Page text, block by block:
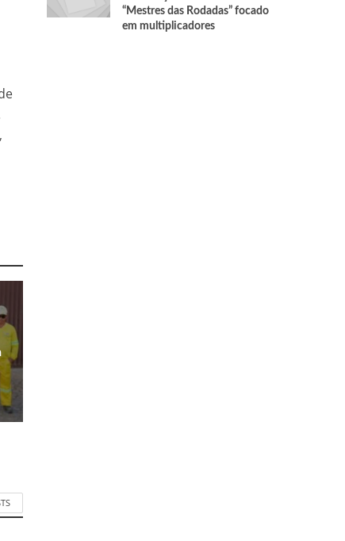
“Mestres das Rodadas” focado
em multiplicadores